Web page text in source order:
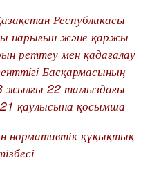
нарығын және қаржы
реттеу мен қадағалау
Басқармасының
жылғы 22 тамыздағы
қаулысына қосымша
құқықтық